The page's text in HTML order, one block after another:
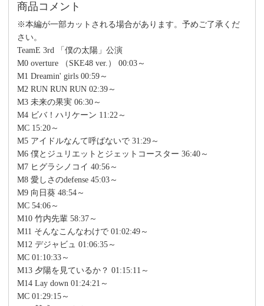
商品コメント
※本編が一部カットされる場合があります。予めご了承くだ
さい。
TeamE 3rd 「僕の太陽」公演
M0 overture （SKE48 ver.） 00:03～
M1 Dreamin' girls 00:59～
M2 RUN RUN RUN 02:39～
M3 未来の果実 06:30～
M4 ビバ！ハリケーン 11:22～
MC 15:20～
M5 アイドルなんて呼ばないで 31:29～
M6 僕とジュリエットとジェットコースター 36:40～
M7 ヒグラシノコイ 40:56～
M8 愛しさのdefense 45:03～
M9 向日葵 48:54～
MC 54:06～
M10 竹内先輩 58:37～
M11 そんなこんなわけで 01:02:49～
M12 デジャビュ 01:06:35～
MC 01:10:33～
M13 夕陽を見ているか？ 01:15:11～
M14 Lay down 01:24:21～
MC 01:29:15～